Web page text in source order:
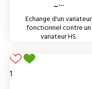
_...
Echange d'un variateur
fonctionnel contre un
variateur HS.
1